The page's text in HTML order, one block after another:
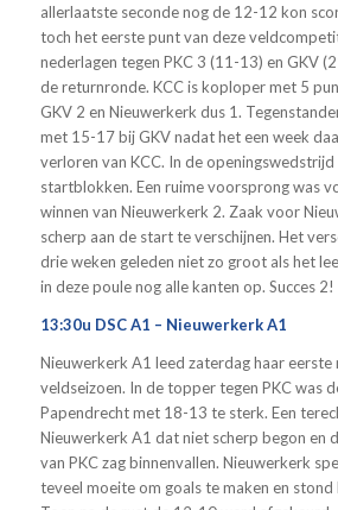
allerlaatste seconde nog de 12-12 kon
toch het eerste punt van deze
nederlagen tegen PKC 3 (11-13) en GKV
de returnronde. KCC is koploper met 5
GKV 2 en Nieuwerkerk dus 1.
met 15-17 bij GKV nadat het een week
verloren van KCC. In de
startblokken. Een ruime voorsprong was
winnen van Nieuwerkerk 2. Zaak voor
scherp aan de start te verschijnen. Het
drie weken geleden niet zo groot als het
in deze poule nog alle kanten op. Succes 2!
13:30u DSC A1 – Nieuwerkerk A1
Nieuwerkerk A1 leed zaterdag haar eerste
veldseizoen. In de topper tegen PKC was
Papendrecht met 18-13 te sterk. Een
Nieuwerkerk A1 dat niet scherp begon en
van PKC zag binnenvallen. Nieuwerkerk
teveel moeite om goals te maken en